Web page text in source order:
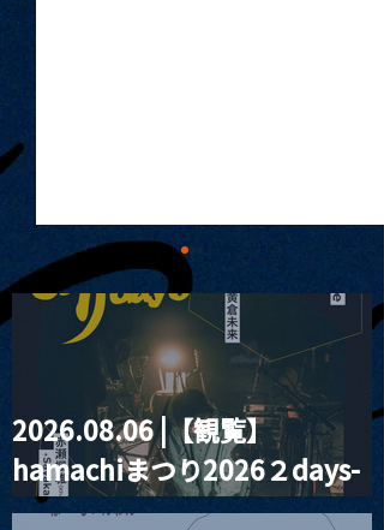
MoonRomantic
Channel1周年記念Live
2026.08.06 |【観覧】
hamachiまつり2026２days-
月見ル君想フ編②